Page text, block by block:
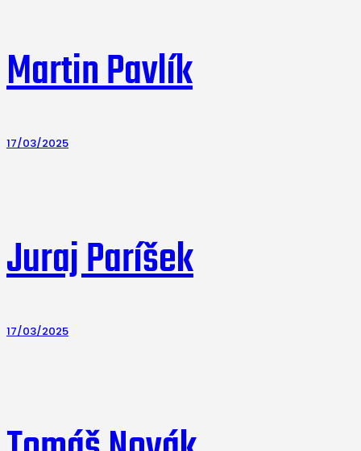
Martin Pavlík
17/03/2025
Juraj Paríšek
17/03/2025